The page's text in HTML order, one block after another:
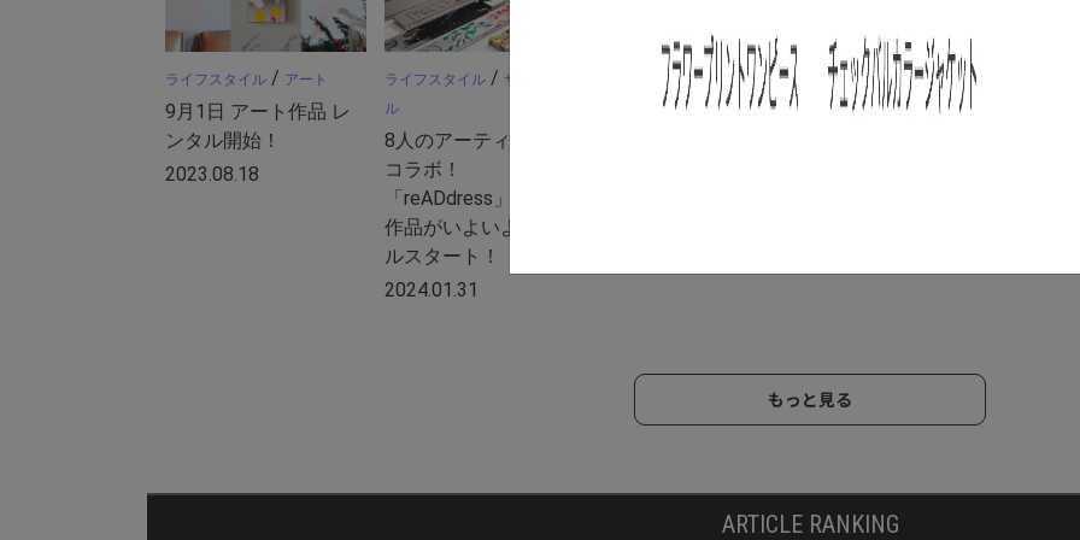
ライフスタイル / アート
9月1日 アート作品 レ
ンタル開始！
2023.08.18
ライフスタイル / サステナブ
ル
8人のアーティストと
コラボ！
「reADdress」アート
作品がいよいよレンタ
ルスタート！
2024.01.31
もっと見る
ARTICLE RANKING